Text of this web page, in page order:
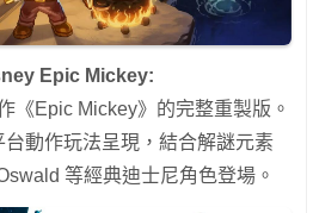
Epic Mickey:
《Epic Mickey》的完整重製版。
動作玩法呈現，結合解謎元素
等經典迪士尼角色登場。